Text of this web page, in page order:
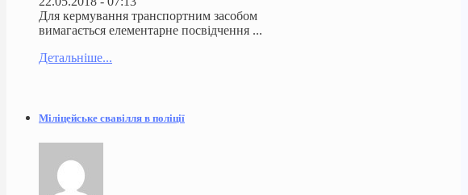
Для кермування транспортним засобом
вимагається елементарне посвідчення ...
Детальніше...
Міліцейське свавілля в поліції